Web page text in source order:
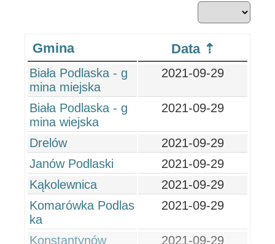
Gmina Data
Biała Podlaska - g
mina miejska
2021-09-29
Biała Podlaska - g
mina wiejska
2021-09-29
Drelów
2021-09-29
Janów Podlaski
2021-09-29
Kąkolewnica
2021-09-29
Komarówka Podlas
ka
2021-09-29
Konstantynów 2021-09-29